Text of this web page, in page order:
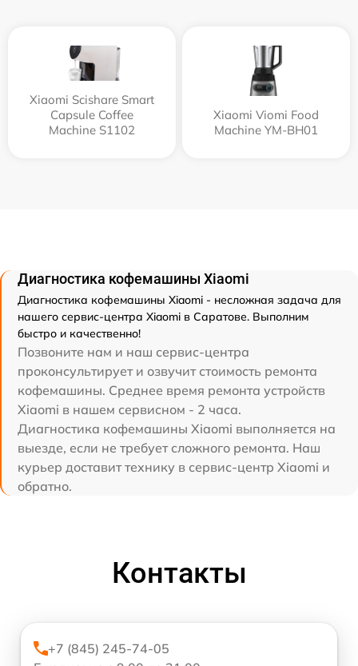
Xiaomi Scishare Smart
Capsule Coffee
Machine S1102
Xiaomi Viomi Food
Machine YM-BH01
Диагностика кофемашины Xiaomi
Диагностика кофемашины Xiaomi - несложная задача для
нашего сервис-центра Xiaomi в Саратове. Выполним
быстро и качественно!
Позвоните нам и наш сервис-центра
проконсультирует и озвучит стоимость ремонта
кофемашины. Среднее время ремонта устройств
Xiaomi в нашем сервисном - 2 часа.
Диагностика кофемашины Xiaomi выполняется на
выезде, если не требует сложного ремонта. Наш
курьер доставит технику в сервис-центр Xiaomi и
обратно.
Контакты
+7 (845) 245-74-05